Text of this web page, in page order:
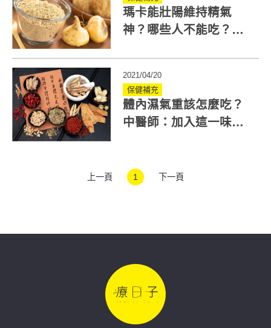
瑪卡能壯陽維持精氣
神？哪些人不能吃？帶
2021/04/20
保健補充
體內濕氣重該怎麼吃？
中醫師：加入這一味煲
上一頁 1 下一頁